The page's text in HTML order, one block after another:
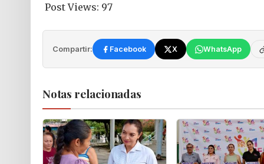
Post Views: 97
Compartir: Facebook X WhatsApp
Notas relacionadas